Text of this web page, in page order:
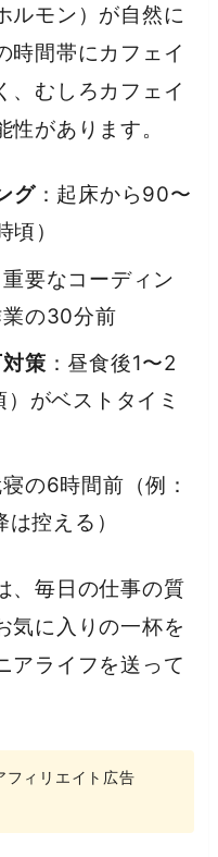
ルモン）が自然に
時間帯にカフェイ
、むしろカフェイ
があります。
グ：起床から90〜
）
重要なコーディン
の30分前
策 ：昼食後1〜2
がベストタイミ
寝の6時間前（例：
控える）
、毎日の仕事の質
気に入りの一杯を
アライフを送って
フィリエイト広告